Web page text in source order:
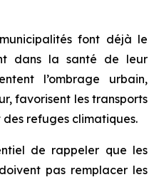
font déjà le
dans la santé de leur
l’ombrage urbain,
favorisent les transports
refuges climatiques.
de rappeler que les
pas remplacer les